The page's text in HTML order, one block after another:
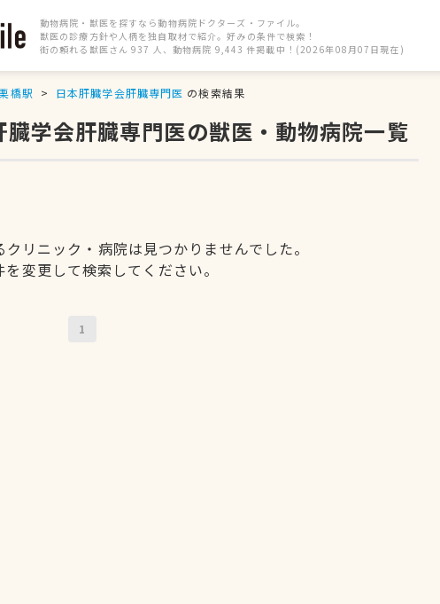
動物病院・獣医を探すなら動物病院ドクターズ・ファイル。
獣医の診療方針や人柄を独自取材で紹介。好みの条件で検索！
街の頼れる獣医さん 937 人、動物病院 9,443 件掲載中！(2026年08月07日現在)
橋駅 日本肝臓学会肝臓専門医 の検索結果
学会肝臓専門医の獣医・動物病院一覧
リニック・病院は見つかりませんでした。
変更して検索してください。
1